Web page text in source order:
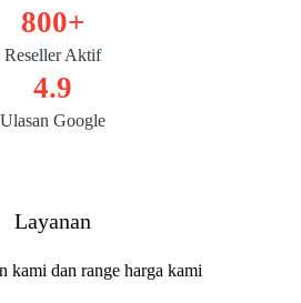
800+
Reseller Aktif
4.9
Ulasan Google
Layanan
kami dan range harga kami